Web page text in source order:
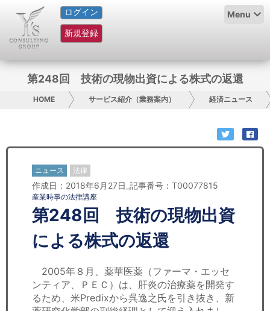
ログイン
新規登録
Menu
HOME
サービス紹介
コラム
グループ概要
日本人にPR
コンサルティング
リサーチ
セミナー
経済ニュース
第248回 技術の現物出資による株式の返還
HOME サービス紹介（業務案内） 経済ニュース
ニュース 法律
作成日：2018年6月27日_記事番号：T00077815
産業時事の法律講座
第248回 技術の現物出資
による株式の返還
2005年８月、薬華医薬（ファーマ・エッセ
ンティア、ＰＥＣ）は、肝炎の治療薬を開発す
るため、米Predixから呉逸之氏を引き抜き、新